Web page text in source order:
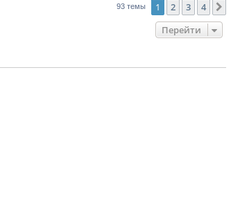
93 темы 1 2 3 4
Перейти